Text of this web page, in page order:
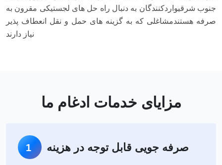
جنوب شرقیواردکنندگان به دنبال راه حل های لجستیکی مقرون به
صرفه هستندمشاغلی که به گزینه های حمل و نقل انعطاف پذیر
نیاز دارند
مزایای خدمات ادغام ما
1 صرفه جویی قابل توجه در هزینه